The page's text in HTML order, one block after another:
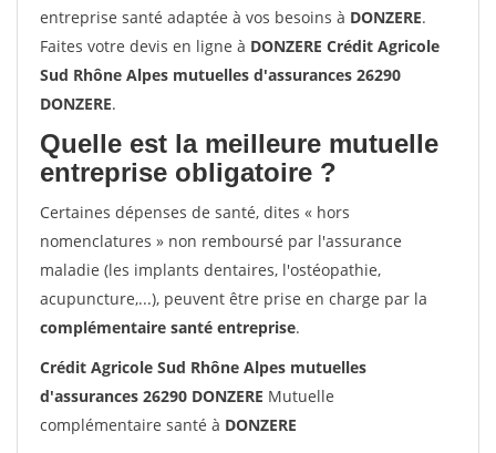
entreprise santé adaptée à vos besoins à DONZERE.
Faites votre devis en ligne à DONZERE Crédit Agricole
Sud Rhône Alpes mutuelles d'assurances 26290
DONZERE.
Quelle est la meilleure mutuelle
entreprise obligatoire ?
Certaines dépenses de santé, dites « hors
nomenclatures » non remboursé par l'assurance
maladie (les implants dentaires, l'ostéopathie,
acupuncture,...), peuvent être prise en charge par la
complémentaire santé entreprise.
Crédit Agricole Sud Rhône Alpes mutuelles
d'assurances 26290 DONZERE Mutuelle
complémentaire santé à DONZERE